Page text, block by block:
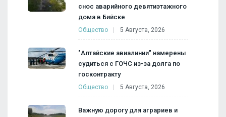
снос аварийного девятиэтажного
дома в Бийске
Общество 5 Августа, 2026
"Алтайские авиалинии" намерены
судиться с ГОЧС из-за долга по
госконтракту
Общество 5 Августа, 2026
Важную дорогу для аграриев и